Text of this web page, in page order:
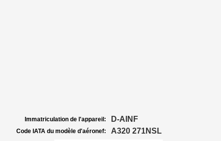
Immatriculation de l'appareil: D-AINF
Code IATA du modèle d'aéronef: A320 271NSL